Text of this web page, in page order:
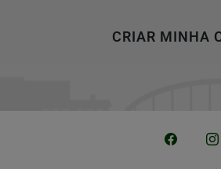
CRIAR MINHA